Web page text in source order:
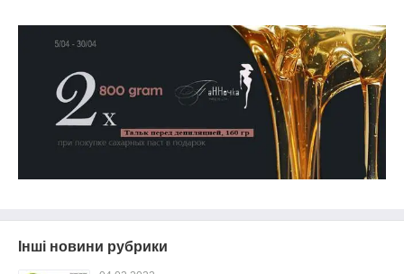
Інші новини рубрики